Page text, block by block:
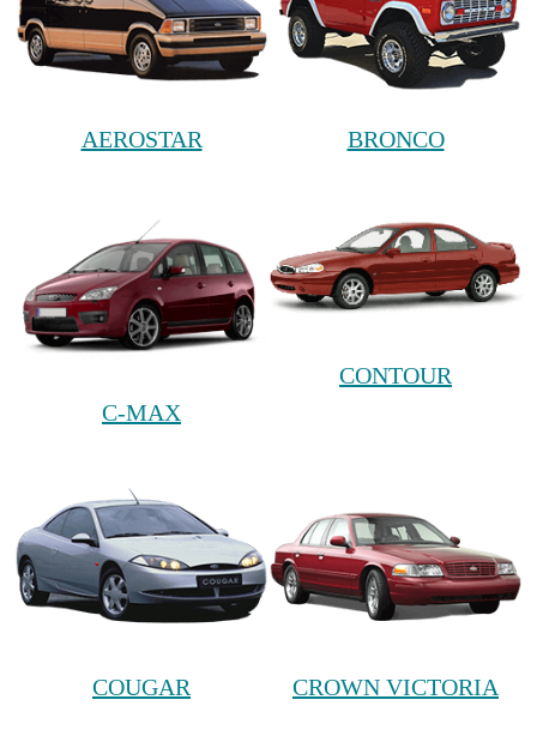
AEROSTAR BRONCO
C-MAX
CONTOUR
COUGAR CROWN VICTORIA